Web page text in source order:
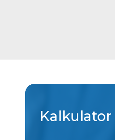
Kalkulator